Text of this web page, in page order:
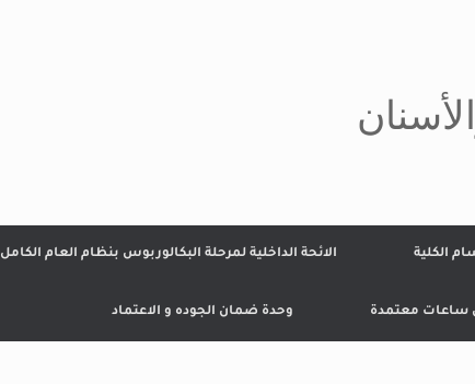
الكلية الائحة الداخلية لمرحلة البكالوربوس بنظام العام الكامل
ساعات معتمدة وحدة ضمان الجوده و الاعتماد